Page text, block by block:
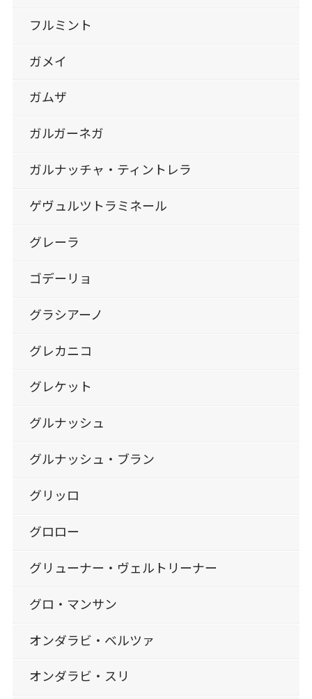
フルミント
ガメイ
ガムザ
ガルガーネガ
ガルナッチャ・ティントレラ
ゲヴュルツトラミネール
グレーラ
ゴデーリョ
グラシアーノ
グレカニコ
グレケット
グルナッシュ
グルナッシュ・ブラン
グリッロ
グロロー
グリューナー・ヴェルトリーナー
グロ・マンサン
オンダラビ・ベルツァ
オンダラビ・スリ